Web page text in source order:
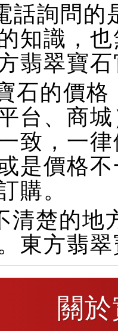
話詢問的
知識，
翡翠寶
石的價
台、商
致，一
是價格
購。
清楚的地
東方翡
關